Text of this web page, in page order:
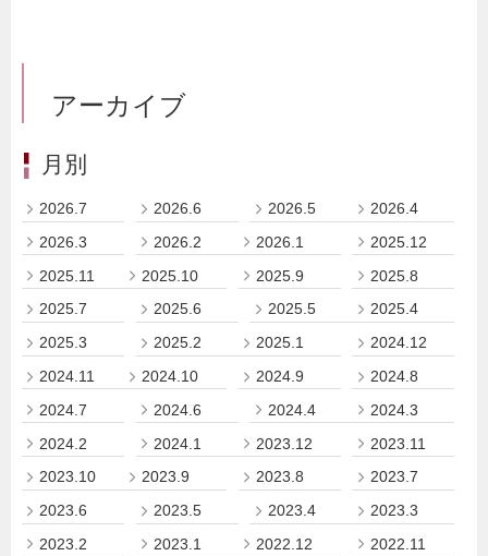
アーカイブ
月別
2026.7 2026.6 2026.5
2026.4
2026.3
2026.2 2026.1
2025.12
2025.11
2025.10 2025.9
2025.8
2025.7
2025.6 2025.5
2025.4
2025.3
2025.2 2025.1
2024.12
2024.11
2024.10 2024.9
2024.8
2024.7
2024.6 2024.4
2024.3
2024.2
2024.1 2023.12
2023.11
2023.10
2023.9 2023.8
2023.7
2023.6
2023.5 2023.4
2023.3
2023.2
2023.1 2022.12
2022.11